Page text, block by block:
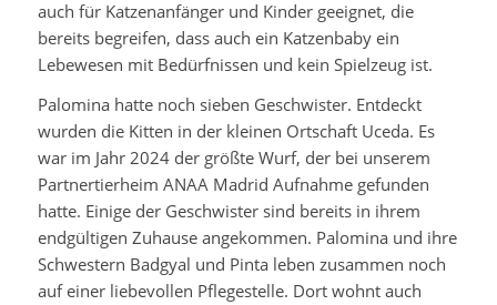
auch für Katzenanfänger und Kinder geeignet, die
bereits begreifen, dass auch ein Katzenbaby ein
Lebewesen mit Bedürfnissen und kein Spielzeug ist.
Palomina hatte noch sieben Geschwister. Entdeckt
wurden die Kitten in der kleinen Ortschaft Uceda. Es
war im Jahr 2024 der größte Wurf, der bei unserem
Partnertierheim ANAA Madrid Aufnahme gefunden
hatte. Einige der Geschwister sind bereits in ihrem
endgültigen Zuhause angekommen. Palomina und ihre
Schwestern Badgyal und Pinta leben zusammen noch
auf einer liebevollen Pflegestelle. Dort wohnt auch